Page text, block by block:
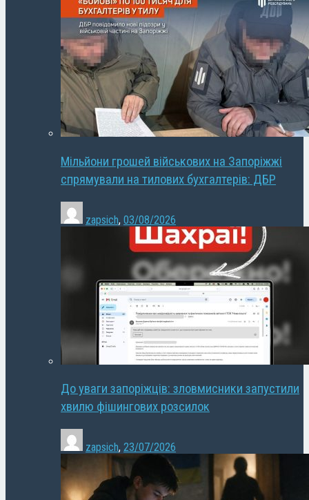
Мільйони грошей військових на Запоріжжі
спрямували на тилових бухгалтерів: ДБР
zapsich, 03/08/2026
До уваги запоріжців: зловмисники запустили
хвилю фішингових розсилок
zapsich, 23/07/2026